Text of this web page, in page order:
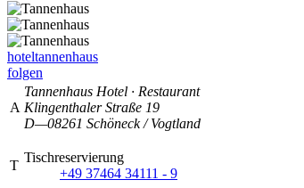
hoteltannenhaus
folgen
A
Tannenhaus Hotel · Restaurant
Klingenthaler Straße 19
D—08261 Schöneck / Vogtland
T
Tischreservierung
+49 37464 34111 - 9